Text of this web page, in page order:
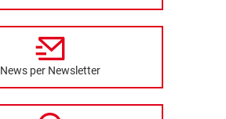
News per Newsletter